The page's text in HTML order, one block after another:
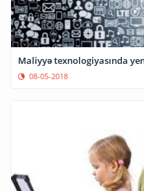
Maliyyə texnologiyasında
08-05-2018